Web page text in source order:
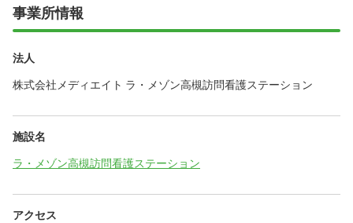
事業所情報
法人
株式会社メディエイト ラ・メゾン高槻訪問看護ステーション
施設名
ラ・メゾン高槻訪問看護ステーション
アクセス